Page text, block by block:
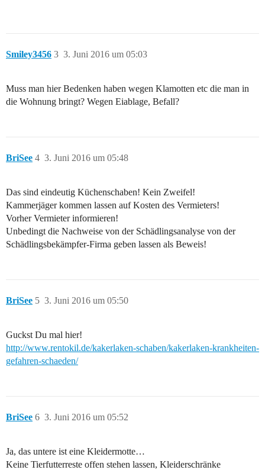
Smiley3456 3. Juni 2016 um 05:03
3
Muss man hier Bedenken haben wegen Klamotten etc die man in
die Wohnung bringt? Wegen Eiablage, Befall?
BriSee 3. Juni 2016 um 05:48
4
Das sind eindeutig Küchenschaben! Kein Zweifel!
Kammerjäger kommen lassen auf Kosten des Vermieters!
Vorher Vermieter informieren!
Unbedingt die Nachweise von der Schädlingsanalyse von der
Schädlingsbekämpfer-Firma geben lassen als Beweis!
BriSee 3. Juni 2016 um 05:50
5
Guckst Du mal hier!
http://www.rentokil.de/kakerlaken-schaben/kakerlaken-krankheiten-
gefahren-schaeden/
BriSee 3. Juni 2016 um 05:52
6
Ja, das untere ist eine Kleidermotte…
Keine Tierfutterreste offen stehen lassen, Kleiderschränke